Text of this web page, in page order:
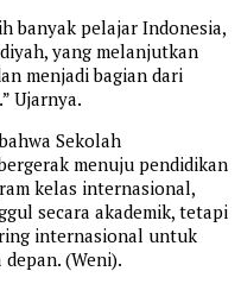
banyak pelajar Indonesia,
yang melanjutkan
menjadi bagian dari
Ujarnya.
Sekolah
menuju pendidikan
kelas internasional,
secara akademik, tetapi
internasional untuk
(Weni).